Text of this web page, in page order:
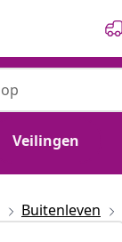
Veilingen
Buitenleven